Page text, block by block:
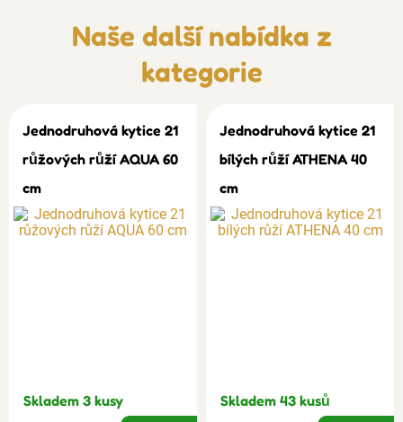
Naše další nabídka z
kategorie
Jednodruhová kytice 21
růžových růží AQUA 60
cm
Skladem 3 kusy
Jednodruhová kytice 21
bílých růží ATHENA 40
cm
Skladem 43 kusů